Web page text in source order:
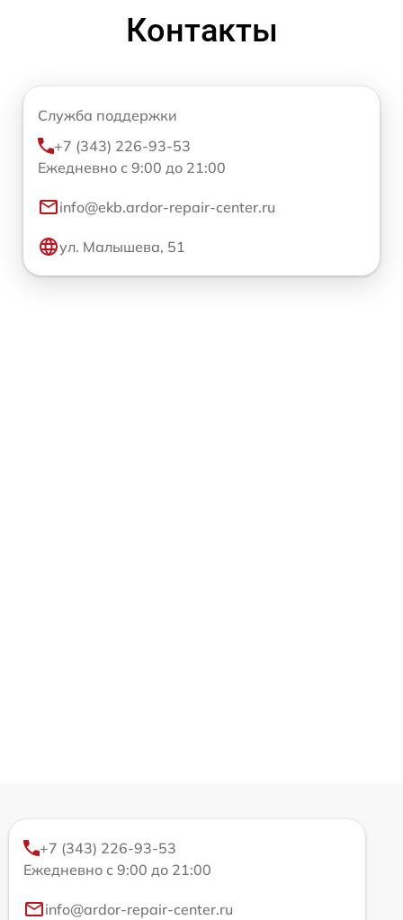
Контакты
Служба поддержки
+7 (343) 226-93-53
Ежедневно с 9:00 до 21:00
info@ekb.ardor-repair-center.ru
ул. Малышева, 51
+7 (343) 226-93-53
Ежедневно с 9:00 до 21:00
info@ardor-repair-center.ru